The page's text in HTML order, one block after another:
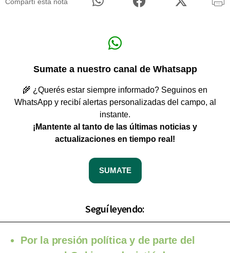
Sumate a nuestro canal de Whatsapp
🌾 ¿Querés estar siempre informado? Seguinos en
WhatsApp y recibí alertas personalizadas del campo, al
instante.
¡Mantente al tanto de las últimas noticias y
actualizaciones en tiempo real!
SUMATE
Seguí leyendo:
Por la presión política y de parte del